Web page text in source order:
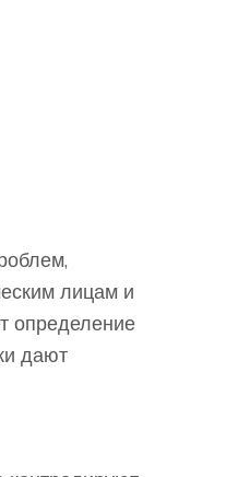
лицам и
определение
дают